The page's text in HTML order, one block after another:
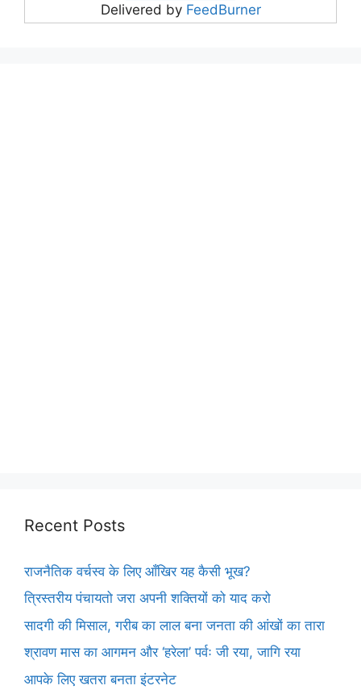
Delivered by FeedBurner
Recent Posts
राजनैतिक वर्चस्व के लिए आँखिर यह कैसी भूख?
त्रिस्तरीय पंचायतो जरा अपनी शक्तियों को याद करो
सादगी की मिसाल, गरीब का लाल बना जनता की आंखों का तारा
श्रावण मास का आगमन और ‘हरेला’ पर्वः जी रया, जागि रया
आपके लिए खतरा बनता इंटरनेट